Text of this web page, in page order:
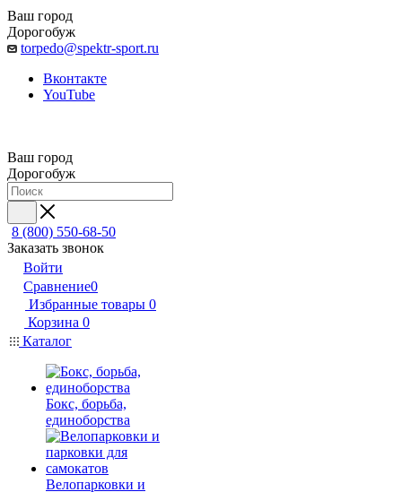
Ваш город
Дорогобуж
torpedo@spektr-sport.ru
Вконтакте
YouTube
Ваш город
Дорогобуж
8 (800) 550-68-50
Заказать звонок
Войти
Сравнение0
Избранные товары 0
Корзина 0
Каталог
Бокс, борьба,
единоборства
Велопарковки и